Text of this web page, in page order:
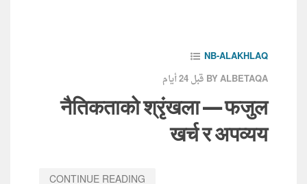
NB-ALAKHLAQ
قبل 24 أيام BY ALBETAQA
नैतिकताको श्रृंखला — फजुल
खर्च र अपव्यय